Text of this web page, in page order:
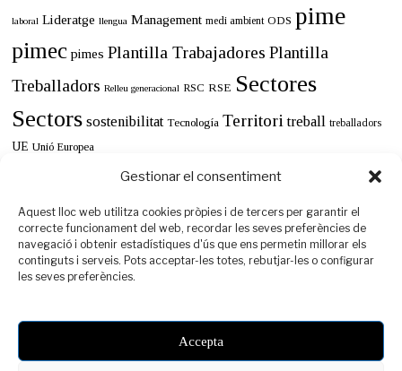
Gestionar el consentiment
Aquest lloc web utilitza cookies pròpies i de tercers per garantir el
correcte funcionament del web, recordar les seves preferències de
navegació i obtenir estadístiques d'ús que ens permetin millorar els
continguts i serveis. Pots acceptar-les totes, rebutjar-les o configurar
les seves preferències.
Accepta
laboral Lideratge llengua Management medi ambient ODS pime
pimec pimes Plantilla Trabajadores Plantilla
Treballadors Relleu generacional RSC RSE Sectores
Sectors sostenibilitat Tecnología Territori treball treballadors
UE Unió Europea